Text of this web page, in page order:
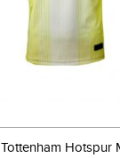
Tottenham Hotspur